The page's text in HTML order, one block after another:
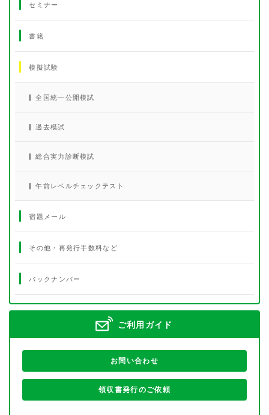
セミナー
書籍
模擬試験
全国統一公開模試
過去模試
総合実力診断模試
午前レベルチェックテスト
宿題メール
その他・再発行手数料など
バックナンバー
ご利用ガイド
お問い合わせ
領収書発行のご依頼